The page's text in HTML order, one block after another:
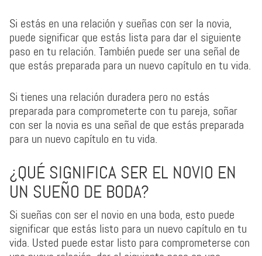
Si estás en una relación y sueñas con ser la novia,
puede significar que estás lista para dar el siguiente
paso en tu relación. También puede ser una señal de
que estás preparada para un nuevo capítulo en tu vida.
Si tienes una relación duradera pero no estás
preparada para comprometerte con tu pareja, soñar
con ser la novia es una señal de que estás preparada
para un nuevo capítulo en tu vida.
¿QUÉ SIGNIFICA SER EL NOVIO EN
UN SUEÑO DE BODA?
Si sueñas con ser el novio en una boda, esto puede
significar que estás listo para un nuevo capítulo en tu
vida. Usted puede estar listo para comprometerse con